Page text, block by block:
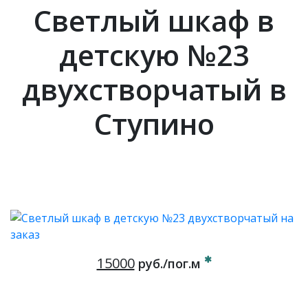
Светлый шкаф в
детскую №23
двухстворчатый в
Ступино
15000руб./пог.м